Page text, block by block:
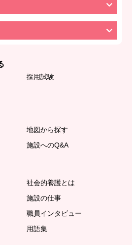
採用試験
地図から探す
施設へのQ&A
社会的養護とは
施設の仕事
職員インタビュー
用語集